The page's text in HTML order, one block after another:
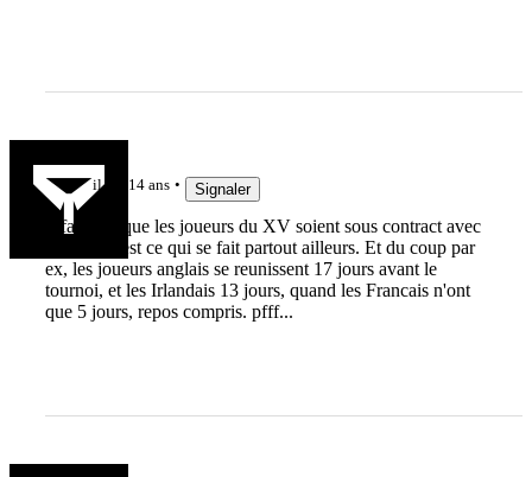
il y a 14 ans Signaler
Il faudrait que les joueurs du XV soient sous contract avec
la fede. C'est ce qui se fait partout ailleurs. Et du coup par
ex, les joueurs anglais se reunissent 17 jours avant le
tournoi, et les Irlandais 13 jours, quand les Francais n'ont
que 5 jours, repos compris. pfff...